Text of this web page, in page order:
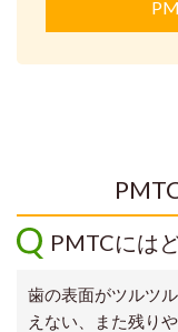
PMTCには
歯の表面がツルツ
えない、また残り